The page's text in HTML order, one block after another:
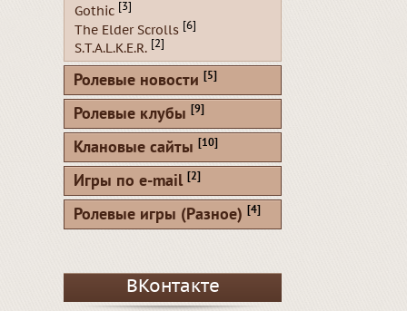
Gothic [3]
The Elder Scrolls [6]
S.T.A.L.K.E.R. [2]
Ролевые новости [5]
Ролевые клубы [9]
Клановые сайты [10]
Игры по e-mail [2]
Ролевые игры (Разное) [4]
ВКонтакте